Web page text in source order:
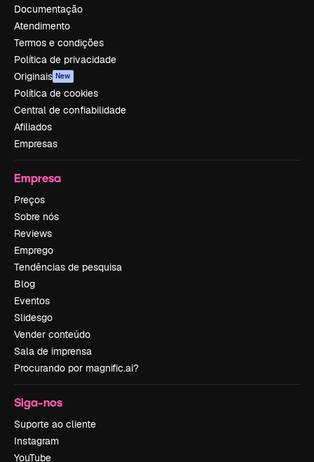
Documentação
Atendimento
Termos e condições
Política de privacidade
Originais New
Política de cookies
Central de confiabilidade
Afiliados
Empresas
Empresa
Preços
Sobre nós
Reviews
Emprego
Tendências de pesquisa
Blog
Eventos
Slidesgo
Vender conteúdo
Sala de imprensa
Procurando por magnific.ai?
Siga-nos
Suporte ao cliente
Instagram
YouTube